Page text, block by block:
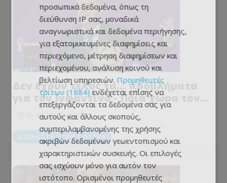
Δεν έχουν τέλος τα... προβλήματα
για τον Ινφαντίνο - Ποια χώρα τον
κατηγορεί για εκβιασμό!
05.08.2026 - 17:31
ΔΙΑΒΆΣΤΕ ΠΕΡΙΣΣΌΤΕΡΑ
προσωπικά δεδομένα, όπως τη
διεύθυνση IP σας, μοναδικά
αναγνωριστικά και δεδομένα περιήγησης,
για εξατομικευμένες διαφημίσεις και
περιεχόμενο, μέτρηση διαφημίσεων και
περιεχομένου, ανάλυση κοινού και
βελτίωση υπηρεσιών. Προμηθευτές
τρίτων (1884) ενδέχεται επίσης να
επεξεργάζονται τα δεδομένα σας για
αυτούς και άλλους σκοπούς,
συμπεριλαμβανομένης της χρήσης
ακριβών δεδομένων γεωεντοπισμού και
χαρακτηριστικών συσκευής. Οι επιλογές
σας ισχύουν μόνο για αυτόν τον
ιστότοπο. Ορισμένοι προμηθευτές